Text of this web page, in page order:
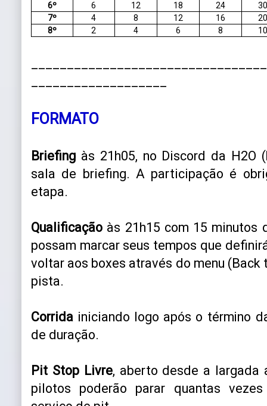
6º
6 12 18 24
30
7º
4 8 12 16
20
8º
2 4 6 8 10
FORMATO
Briefing às 21h05, no Discord da H2O
sala de briefing. A participação é
etapa.
Qualificação às 21h15 com 15 minutos
possam marcar seus tempos que
voltar aos boxes através do menu
pista.
Corrida iniciando logo após o término
de duração.
Pit Stop Livre, aberto desde a largada
pilotos poderão parar quantas